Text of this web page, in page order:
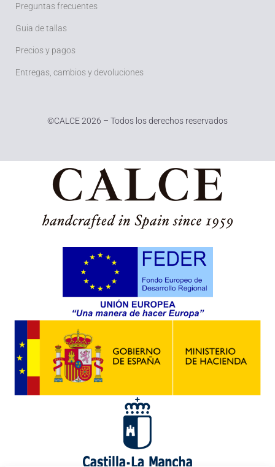
Preguntas frecuentes
Guia de tallas
Precios y pagos
Entregas, cambios y devoluciones
©CALCE 2026 – Todos los derechos reservados